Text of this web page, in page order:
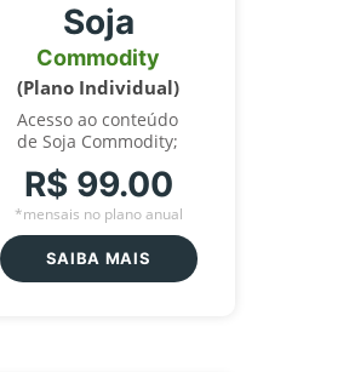
Soja
Commodity
(Plano Individual)
Acesso ao conteúdo
de Soja Commodity;
R$ 99.00
*mensais no plano anual
SAIBA MAIS